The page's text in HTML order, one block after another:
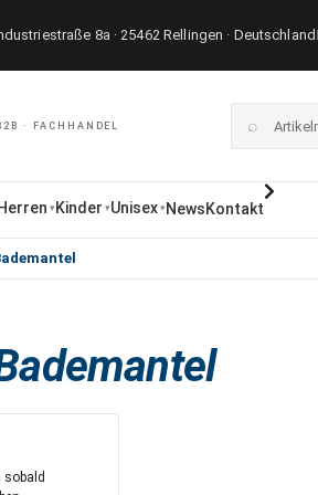
8a · 25462 Rellingen · Deutschland
· FACHHANDEL ⌕
Herren ▾ Kinder ▾Unisex ▾ NewsKontakt
sobald